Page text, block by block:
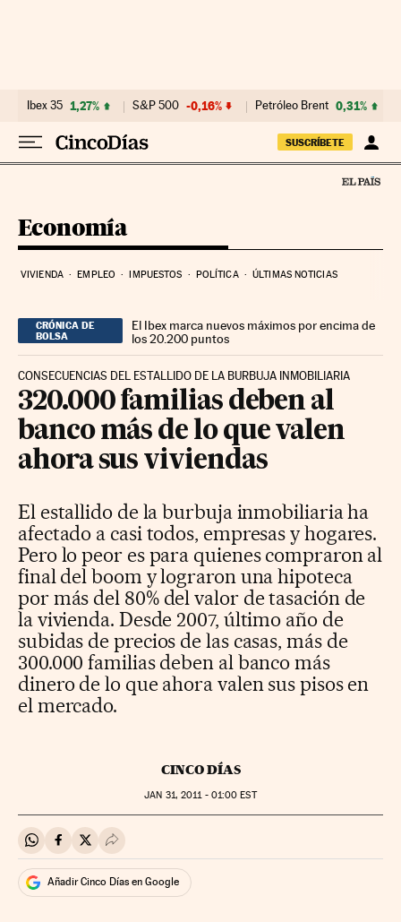
Ibex 35 1,27% S&P 500 -0,16% Petróleo Brent 0,31%
SUSCRÍBETE
Economía
VIVIENDA EMPLEO IMPUESTOS POLÍTICA ÚLTIMAS NOTICIAS
CRÓNICA DE
BOLSA
El Ibex marca nuevos máximos por encima de
los 20.200 puntos
CONSECUENCIAS DEL ESTALLIDO DE LA BURBUJA INMOBILIARIA
320.000 familias deben al
banco más de lo que valen
ahora sus viviendas
El estallido de la burbuja inmobiliaria ha
afectado a casi todos, empresas y hogares.
Pero lo peor es para quienes compraron al
final del boom y lograron una hipoteca
por más del 80% del valor de tasación de
la vivienda. Desde 2007, último año de
subidas de precios de las casas, más de
300.000 familias deben al banco más
dinero de lo que ahora valen sus pisos en
el mercado.
CINCO DÍAS
JAN 31, 2011 - 01:00 EST
Compartir en Whatsapp
Compartir en Facebook
Compartir en Twitter
Desplegar Redes Sociales
Añadir Cinco Días en Google